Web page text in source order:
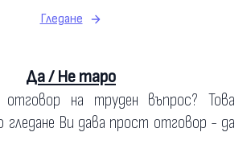
Гледане
Да / Не таро
на труден въпрос? Това
гледане Ви дава прост отговор - да